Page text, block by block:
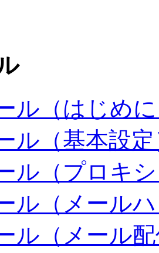
ル（はじめ
ル（基本設
ル（プロキ
ル（メール
ル（メール